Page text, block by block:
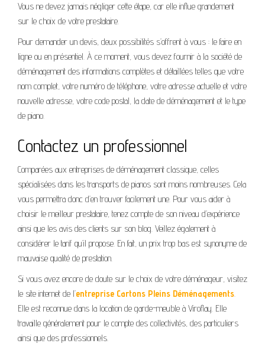
Vous ne devez jamais négliger cette étape, car elle influe grandement
sur le choix de votre prestataire.
Pour demander un devis, deux possibilités s’offrent à vous : le faire en
ligne ou en présentiel. À ce moment, vous devez fournir à la société de
déménagement des informations complètes et détaillées telles que votre
nom complet, votre numéro de téléphone, votre adresse actuelle et votre
nouvelle adresse, votre code postal, la date de déménagement et le type
de piano.
Contactez un professionnel
Comparées aux entreprises de déménagement classique, celles
spécialisées dans les transports de pianos sont moins nombreuses. Cela
vous permettra donc d’en trouver facilement une. Pour vous aider à
choisir le meilleur prestataire, tenez compte de son niveau d’expérience
ainsi que les avis des clients sur son blog. Veillez également à
considérer le tarif qu’il propose. En fait, un prix trop bas est synonyme de
mauvaise qualité de prestation.
Si vous avez encore de doute sur le choix de votre déménageur, visitez
le site internet de l’entreprise Cartons Pleins Déménagements.
Elle est reconnue dans la location de garde-meuble à Viroflay. Elle
travaille généralement pour le compte des collectivités, des particuliers
ainsi que des professionnels.